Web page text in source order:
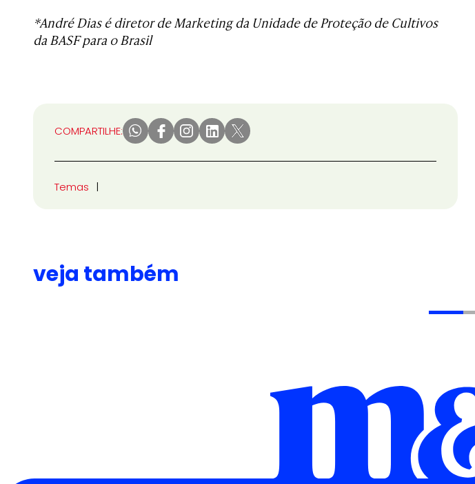
*André Dias é diretor de Marketing da Unidade de Proteção de Cultivos
da BASF para o Brasil
COMPARTILHE:
Temas
veja também